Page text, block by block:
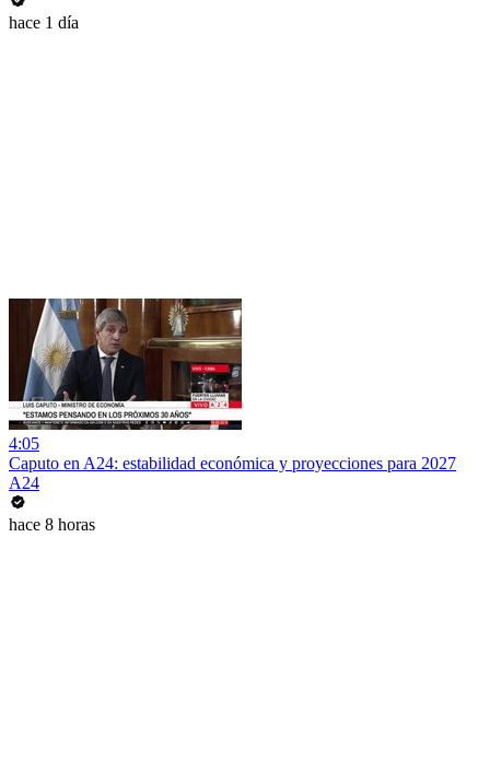
hace 1 día
4:05
Caputo en A24: estabilidad económica y proyecciones para 2027
A24
hace 8 horas